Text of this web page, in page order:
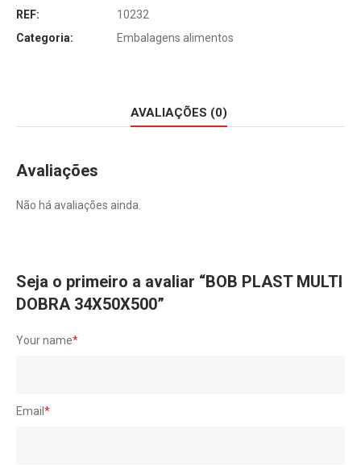
REF:
10232
Categoria:
Embalagens alimentos
AVALIAÇÕES (0)
Avaliações
Não há avaliações ainda.
Seja o primeiro a avaliar “BOB PLAST MULTI
DOBRA 34X50X500”
Your name*
Email *